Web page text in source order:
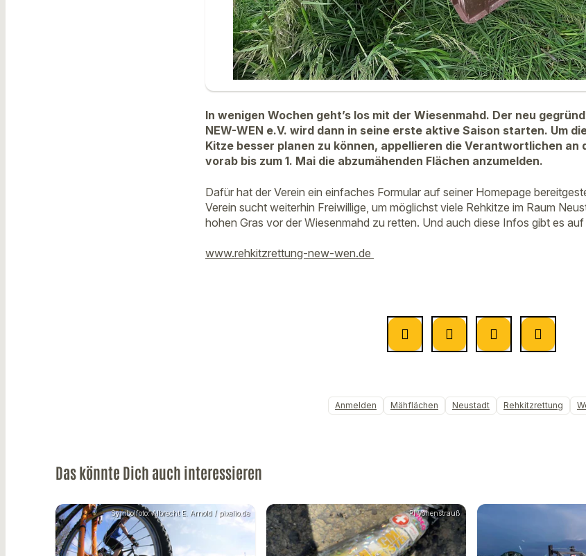
In wenigen Wochen geht’s los mit der Wiesenmahd. Der neu
NEW-WEN e.V. wird dann in seine erste aktive Saison starten. Um
Kitze besser planen zu können, appellieren die Verantwortlichen an
vorab bis zum 1. Mai die abzumähenden Flächen anzumelden.
Dafür hat der Verein ein einfaches Formular auf seiner Homepage
Verein sucht weiterhin Freiwillige, um möglichst viele Rehkitze im Raum
hohen Gras vor der Wiesenmahd zu retten. Und auch diese Infos gibt es
www.rehkitzrettung-new-wen.de
Anmelden Mähflächen Neustadt Rehkitzrettung
Das könnte Dich auch interessieren
Symbolfoto: Albrecht E. Arnold / pixelio.de PI Vohenstrauß